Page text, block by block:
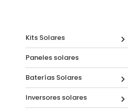
Kits Solares
Paneles solares
Baterías Solares
Inversores solares